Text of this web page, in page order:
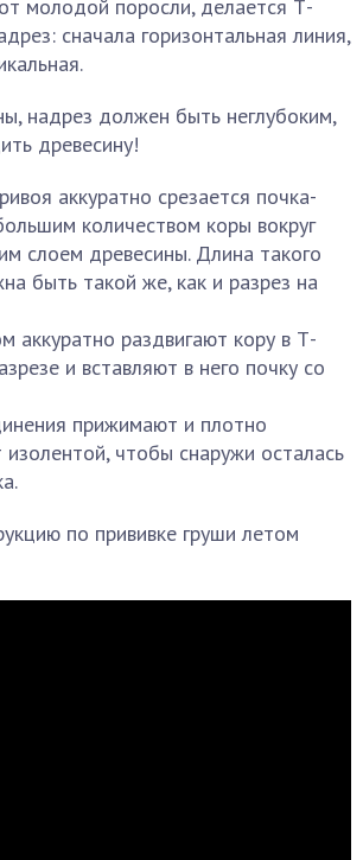
молодой поросли, делается Т-
сначала горизонтальная линия,
надрез должен быть неглубоким,
древесину!
аккуратно срезается почка-
количеством коры вокруг
слоем древесины. Длина такого
быть такой же, как и разрез на
аккуратно раздвигают кору в Т-
и вставляют в него почку со
прижимают и плотно
чтобы снаружи осталась
по прививке груши летом